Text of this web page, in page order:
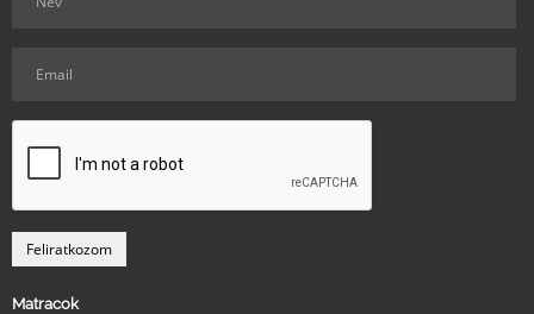
Matracok